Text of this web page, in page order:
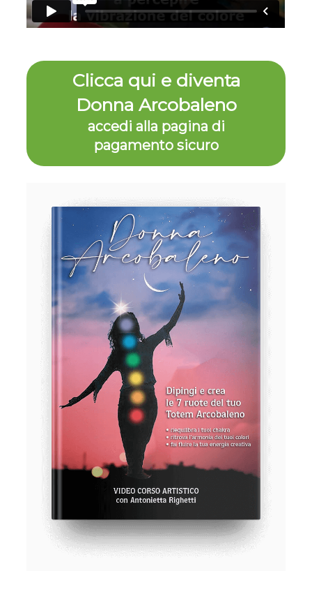
Clicca qui e diventa
Donna Arcobaleno
accedi alla pagina di
pagamento sicuro